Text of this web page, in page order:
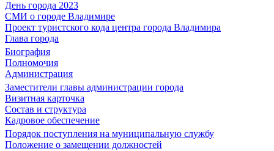
День города 2023
СМИ о городе Владимире
Проект туристского кода центра города Владимира
Глава города
Биография
Полномочия
Администрация
Заместители главы администрации города
Визитная карточка
Состав и структура
Кадровое обеспечение
Порядок поступления на муниципальную службу
Положение о замещении должностей